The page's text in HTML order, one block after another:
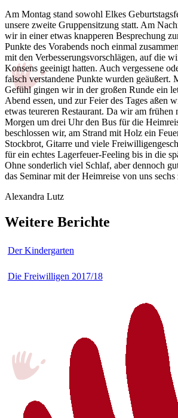
Am Montag stand sowohl Elkes
unsere zweite Gruppensitzung statt. Am
wir in einer etwas knapperen Besprechung
Punkte des Vorabends noch einmal
mit den Verbesserungsvorschlägen, auf die
Konsens geeinigt hatten. Auch vergessene
falsch verstandene Punkte wurden geäußert.
Gefühl gingen wir in der großen Runde ein
Abend essen, und zur Feier des Tages aßen
etwas teureren Restaurant. Da wir am frühen
Morgen um drei Uhr den Bus für die
beschlossen wir, am Strand mit Holz ein
Stockbrot, Gitarre und viele
für ein echtes Lagerfeuer-Feeling bis in die
Ohne sonderlich viel Schlaf, aber dennoch
das Seminar mit der Heimreise von uns sechs
Alexandra Lutz
Weitere Berichte
Der Kindergarten
Die Freiwilligen 2017/18